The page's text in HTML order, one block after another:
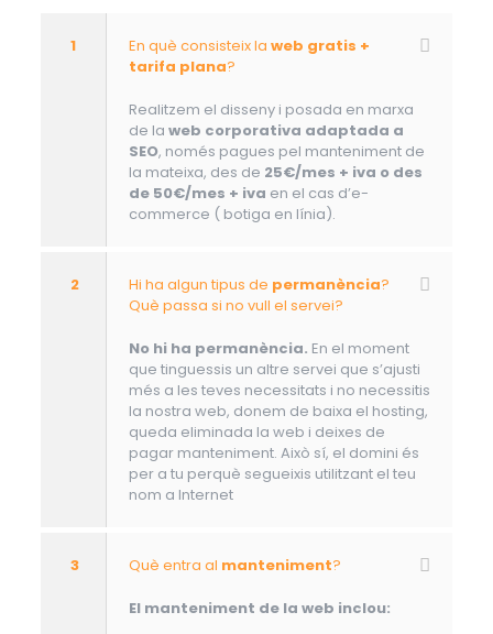
1 En què consisteix la web gratis +
tarifa plana?
Realitzem el disseny i posada en marxa
de la web corporativa adaptada a
SEO, només pagues pel manteniment de
la mateixa, des de 25€/mes + iva o des
de 50€/mes + iva en el cas d’e-
commerce ( botiga en línia).
2 Hi ha algun tipus de permanència?
Què passa si no vull el servei?
No hi ha permanència. En el moment
que tinguessis un altre servei que s’ajusti
més a les teves necessitats i no necessitis
la nostra web, donem de baixa el hosting,
queda eliminada la web i deixes de
pagar manteniment. Això sí, el domini és
per a tu perquè segueixis utilitzant el teu
nom a Internet
3 Què entra al manteniment?
El manteniment de la web inclou: